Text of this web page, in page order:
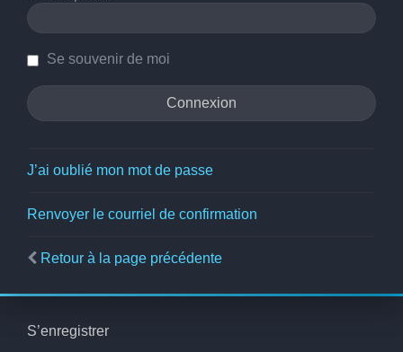
Se souvenir de moi
J’ai oublié mon mot de passe
Renvoyer le courriel de confirmation
Retour à la page précédente
S’enregistrer